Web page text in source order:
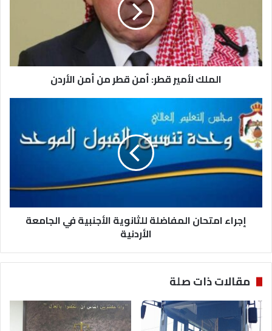
م
ي
ط
ر
:
أ
م
ن
ق
ر
م
ا
أ
ر
الملك لأمير قطر: أمن قطر من أمن الأردن
إ
ج
ر
ا
ء
ا
م
ح
ل
ف
ض
ل
إجراء امتحان المفاضلة للثانوية الأجنبية في الجامعة
الأردنية
مقالات ذات صلة